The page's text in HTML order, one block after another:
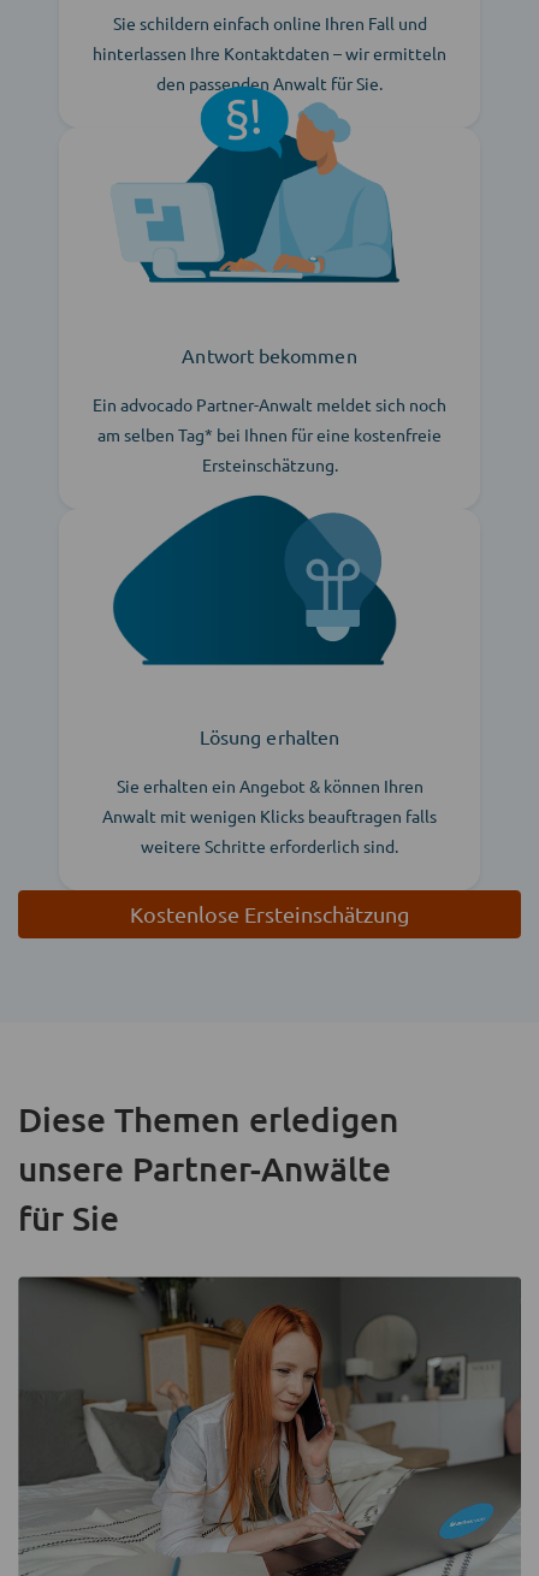
Sie schildern einfach online Ihren Fall und
hinterlassen Ihre Kontaktdaten – wir ermitteln
den passenden Anwalt für Sie.
Antwort bekommen
Ein advocado Partner-Anwalt meldet sich noch
am selben Tag* bei Ihnen für eine kostenfreie
Ersteinschätzung.
Lösung erhalten
Sie erhalten ein Angebot & können Ihren
Anwalt mit wenigen Klicks beauftragen falls
weitere Schritte erforderlich sind.
Kostenlose Ersteinschätzung
Diese Themen erledigen
unsere Partner-Anwälte
für Sie